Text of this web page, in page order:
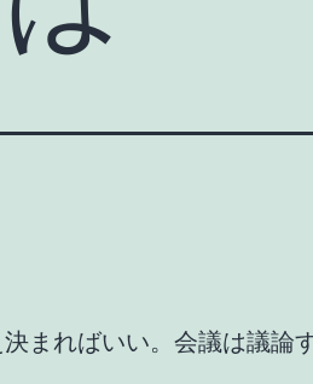
まればいい。会議は議論